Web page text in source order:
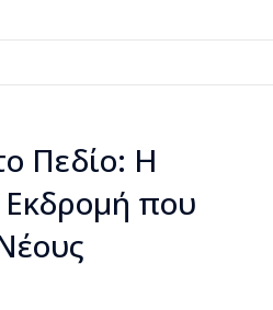
Πεδίο: Η
που